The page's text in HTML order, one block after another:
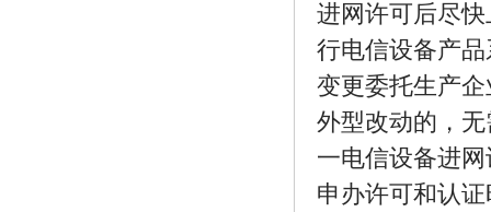
进网许可后尽
行电信设备产
变更委托生产
外型改动的，
一电信设备进
申办许可和认